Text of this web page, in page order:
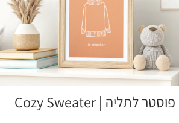
פוסטר לתליה | Cozy Sweater